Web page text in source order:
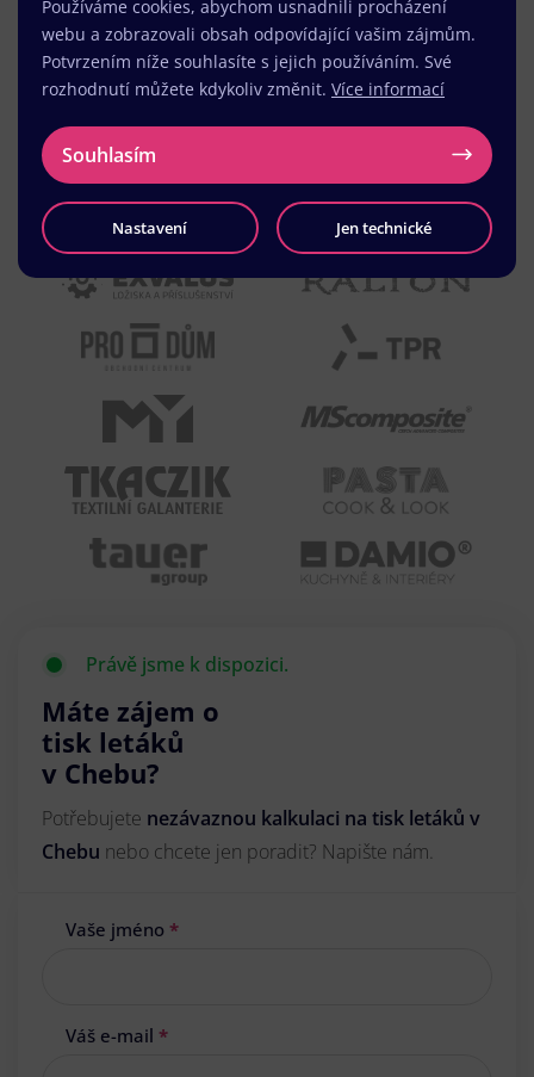
Právě jsme k dispozici.
Máte zájem o
tisk letáků
v Chebu?
Potřebujete nezávaznou kalkulaci na tisk letáků v
Chebu nebo chcete jen poradit? Napište nám.
Vaše jméno *
Váš e-mail *
Používáme cookies, abychom usnadnili procházení
webu a zobrazovali obsah odpovídající vašim zájmům.
Potvrzením níže souhlasíte s jejich používáním. Své
rozhodnutí můžete kdykoliv změnit. Více informací
Souhlasím
Nastavení Jen technické